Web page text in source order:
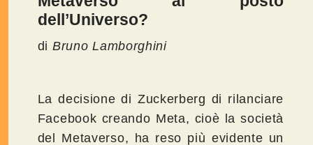
dell’Universo?
di Bruno Lamborghini
La decisione di Zuckerberg di rilanciare
Facebook creando Meta, cioè la società
del Metaverso, ha reso più evidente un